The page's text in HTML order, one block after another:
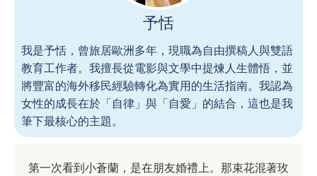
予恬
我是予恬，曾旅居歐洲多年，現職為自由撰稿人與雙語
教育工作者。我擅長從電影與文學中提煉人生體悟，並
將豐富的海外移民經驗轉化為實用的生活指南。我認為
女性的成長在於「自律」與「自愛」的結合，這也是我
筆下最核心的主題。
第一次看到小蒼蘭，是在朋友婚禮上。那束花混著玫